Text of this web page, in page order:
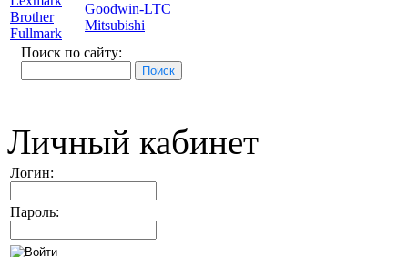
Brother
Fullmark
Goodwin-LTC
Mitsubishi
Поиск по сайту:
Личный кабинет
Логин:
Пароль: